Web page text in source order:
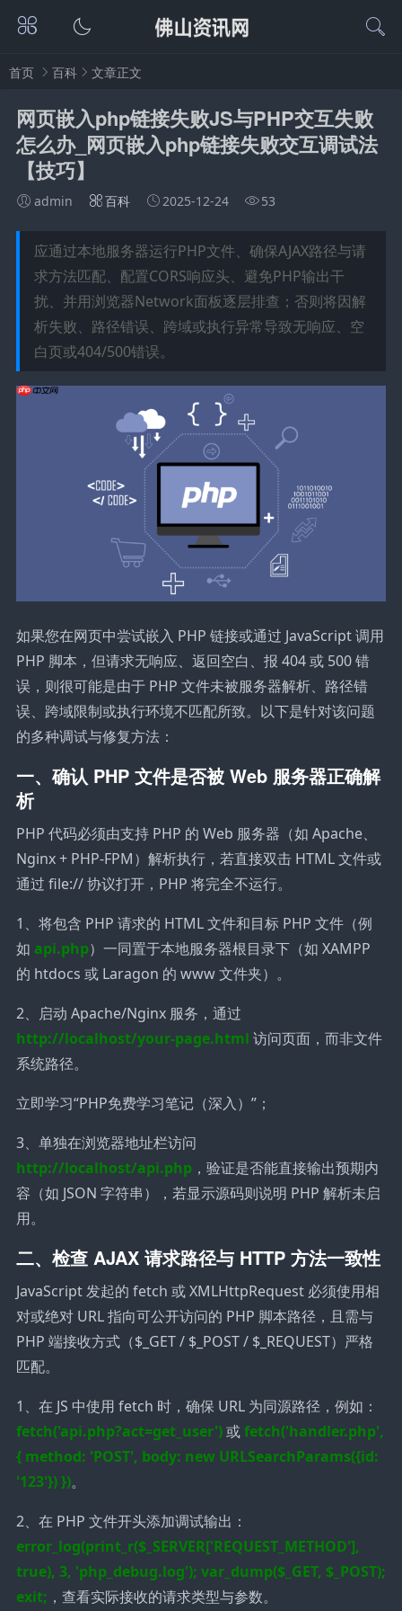
首页 百科 文章正文
网页嵌入php链接失败JS与PHP交互失败
怎么办_网页嵌入php链接失败交互调试法
【技巧】
admin 百科 2025-12-24 53
应通过本地服务器运行PHP文件、确保AJAX路径与请
求方法匹配、配置CORS响应头、避免PHP输出干
扰、并用浏览器Network面板逐层排查；否则将因解
析失败、路径错误、跨域或执行异常导致无响应、空
白页或404/500错误。
如果您在网页中尝试嵌入 PHP 链接或通过 JavaScript 调用
PHP 脚本，但请求无响应、返回空白、报 404 或 500 错
误，则很可能是由于 PHP 文件未被服务器解析、路径错
误、跨域限制或执行环境不匹配所致。以下是针对该问题
的多种调试与修复方法：
一、确认 PHP 文件是否被 Web 服务器正确解
析
PHP 代码必须由支持 PHP 的 Web 服务器（如 Apache、
Nginx + PHP-FPM）解析执行，若直接双击 HTML 文件或
通过 file:// 协议打开，PHP 将完全不运行。
1、将包含 PHP 请求的 HTML 文件和目标 PHP 文件（例
如 api.php）一同置于本地服务器根目录下（如 XAMPP
的 htdocs 或 Laragon 的 www 文件夹）。
2、启动 Apache/Nginx 服务，通过
http://localhost/your-page.html 访问页面，而非文件
系统路径。
立即学习“PHP免费学习笔记（深入）”；
3、单独在浏览器地址栏访问
http://localhost/api.php，验证是否能直接输出预期内
容（如 JSON 字符串），若显示源码则说明 PHP 解析未启
用。
二、检查 AJAX 请求路径与 HTTP 方法一致性
JavaScript 发起的 fetch 或 XMLHttpRequest 必须使用相
对或绝对 URL 指向可公开访问的 PHP 脚本路径，且需与
PHP 端接收方式（$_GET / $_POST / $_REQUEST）严格
匹配。
1、在 JS 中使用 fetch 时，确保 URL 为同源路径，例如：
fetch('api.php?act=get_user')或fetch('handler.php',
{ method: 'POST', body: new URLSearchParams({id:
'123'}) })。
2、在 PHP 文件开头添加调试输出：
error_log(print_r($_SERVER['REQUEST_METHOD'],
true), 3, 'php_debug.log'); var_dump($_GET, $_POST);
exit; ，查看实际接收的请求类型与参数。